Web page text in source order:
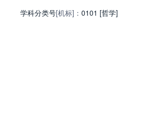
学科分类号[机标]： 0101 [哲学]